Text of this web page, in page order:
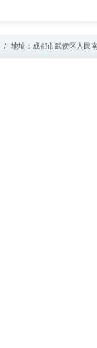
/ 地址：成都市武侯区人民